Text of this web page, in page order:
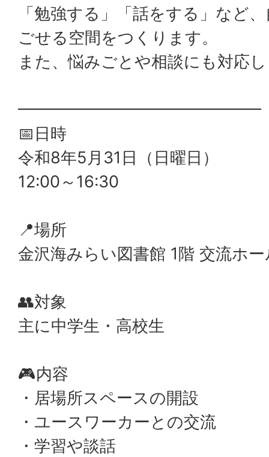
「勉強する」「話をする」など
ごせる空間をつくります。
また、悩みごとや相談にも対応
━━━━━━━━━━━━━━━
📅日時
令和8年5月31日（日曜日）
12:00～16:30
📍場所
金沢海みらい図書館 1階 交流ホ
👥対象
主に中学生・高校生
🎮内容
・居場所スペースの開設
・ユースワーカーとの交流
・学習や談話